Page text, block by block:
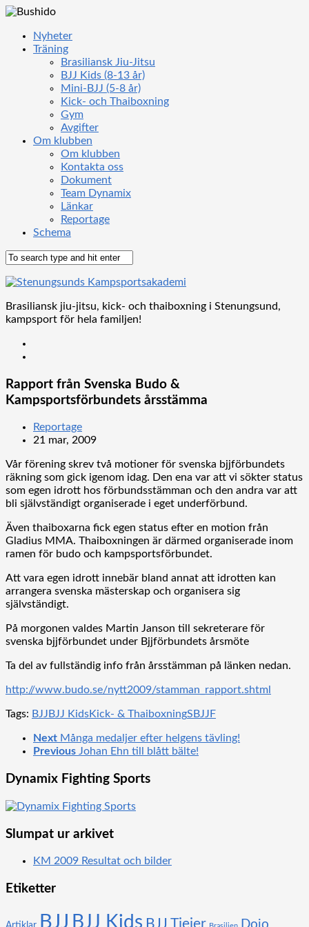
Nyheter
Träning
Brasiliansk Jiu-Jitsu
BJJ Kids (8-13 år)
Mini-BJJ (5-8 år)
Kick- och Thaiboxning
Gym
Avgifter
Om klubben
Om klubben
Kontakta oss
Dokument
Team Dynamix
Länkar
Reportage
Schema
Brasiliansk jiu-jitsu, kick- och thaiboxning i Stenungsund,
kampsport för hela familjen!
Rapport från Svenska Budo &
Kampsportsförbundets årsstämma
Reportage
21 mar, 2009
Vår förening skrev två motioner för svenska bjjförbundets
räkning som gick igenom idag. Den ena var att vi sökter status
som egen idrott hos förbundsstämman och den andra var att
bli självständigt organiserade i eget underförbund.
Även thaiboxarna fick egen status efter en motion från
Gladius MMA. Thaiboxningen är därmed organiserade inom
ramen för budo och kampsportsförbundet.
Att vara egen idrott innebär bland annat att idrotten kan
arrangera svenska mästerskap och organisera sig
självständigt.
På morgonen valdes Martin Janson till sekreterare för
svenska bjjförbundet under Bjjförbundets årsmöte
Ta del av fullständig info från årsstämman på länken nedan.
http://www.budo.se/nytt2009/stamman_rapport.shtml
Tags: BJJ BJJ KidsKick- & ThaiboxningSBJJF
Next Många medaljer efter helgens tävling!
Previous Johan Ehn till blått bälte!
Dynamix Fighting Sports
Slumpat ur arkivet
KM 2009 Resultat och bilder
Etiketter
BJJ BJJ Kids BJJ Tjejer